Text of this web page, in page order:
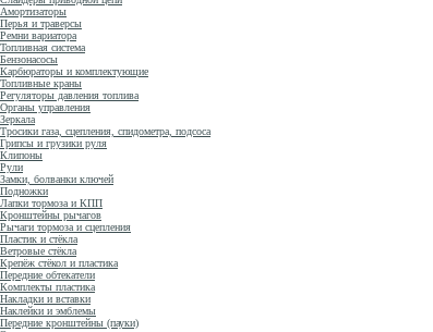
Амортизаторы
Перья и траверсы
Ремни вариатора
Топливная система
Бензонасосы
Карбюраторы и комплектующие
Топливные краны
Регуляторы давления топлива
Органы управления
Зеркала
Тросики газа, сцепления, спидометра, подсоса
Грипсы и грузики руля
Клипоны
Рули
Замки, болванки ключей
Подножки
Лапки тормоза и КПП
Кронштейны рычагов
Рычаги тормоза и сцепления
Пластик и стёкла
Ветровые стёкла
Крепёж стёкол и пластика
Передние обтекатели
Комплекты пластика
Накладки и вставки
Наклейки и эмблемы
Передние кронштейны (пауки)